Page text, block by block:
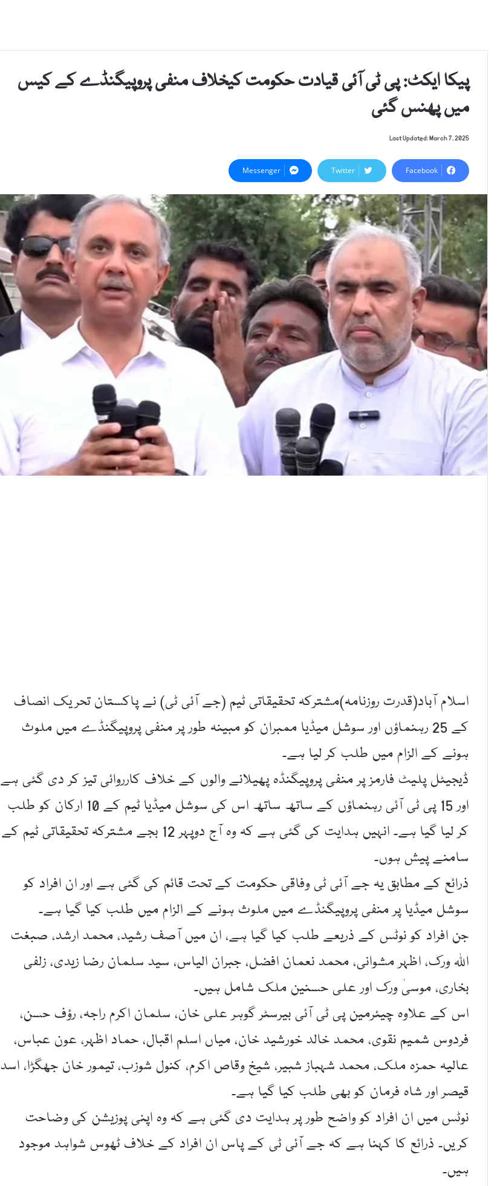
پیکا ایکٹ: پی ٹی آئی قیادت حکومت کیخلاف منفی پروپیگنڈے کے کیس
میں پھنس گئی
Last Updated: March 7, 2025
Facebook
Twitter
Messenger
اسلام آباد(قدرت روزنامہ)مشترکہ تحقیقاتی ٹیم (جے آئی ٹی) نے پاکستان تحریک انصاف
کے 25 رہنماؤں اور سوشل میڈیا ممبران کو مبینہ طور پر منفی پروپیگنڈے میں ملوث
ہونے کے الزام میں طلب کر لیا ہے۔
ڈیجیٹل پلیٹ فارمز پر منفی پروپیگنڈہ پھیلانے والوں کے خلاف کارروائی تیز کر دی گئی ہے
اور 15 پی ٹی آئی رہنماؤں کے ساتھ ساتھ اس کی سوشل میڈیا ٹیم کے 10 ارکان کو طلب
کر لیا گیا ہے۔ انہیں ہدایت کی گئی ہے کہ وہ آج دوپہر 12 بجے مشترکہ تحقیقاتی ٹیم کے
سامنے پیش ہوں۔
ذرائع کے مطابق یہ جے آئی ٹی وفاقی حکومت کے تحت قائم کی گئی ہے اور ان افراد کو
سوشل میڈیا پر منفی پروپیگنڈے میں ملوث ہونے کے الزام میں طلب کیا گیا ہے۔
جن افراد کو نوٹس کے ذریعے طلب کیا گیا ہے، ان میں آصف رشید، محمد ارشد، صبغت
اللہ ورک، اظہر مشوانی، محمد نعمان افضل، جبران الیاس، سید سلمان رضا زیدی، زلفی
بخاری، موسیٰ ورک اور علی حسنین ملک شامل ہیں۔
اس کے علاوہ چیئرمین پی ٹی آئی بیرسٹر گوہر علی خان، سلمان اکرم راجہ، رؤف حسن،
فردوس شمیم نقوی، محمد خالد خورشید خان، میاں اسلم اقبال، حماد اظہر، عون عباس،
عالیہ حمزہ ملک، محمد شہباز شبیر، شیخ وقاص اکرم، کنول شوزب، تیمور خان جھگڑا، اسد
قیصر اور شاہ فرمان کو بھی طلب کیا گیا ہے۔
نوٹس میں ان افراد کو واضح طور پر ہدایت دی گئی ہے کہ وہ اپنی پوزیشن کی وضاحت
کریں۔ ذرائع کا کہنا ہے کہ جے آئی ٹی کے پاس ان افراد کے خلاف ٹھوس شواہد موجود
ہیں۔